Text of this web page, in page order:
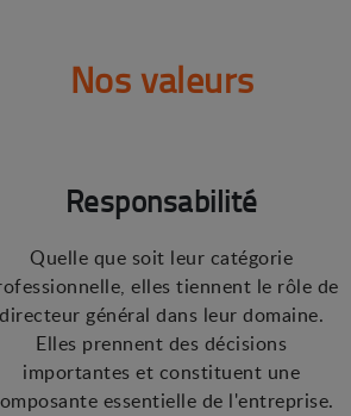
Nos valeurs
Responsabilité
Quelle que soit leur catégorie
elles tiennent le rôle de
directeur général dans leur domaine.
Elles prennent des décisions
importantes et constituent une
essentielle de l'entreprise.